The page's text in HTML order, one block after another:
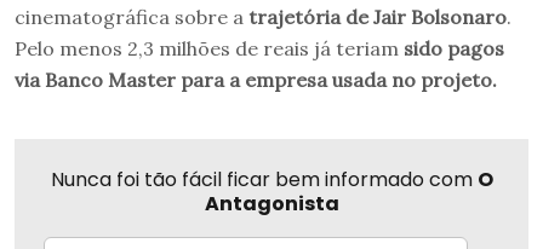
cinematográfica sobre a trajetória de Jair Bolsonaro.
Pelo menos 2,3 milhões de reais já teriam sido pagos
via Banco Master para a empresa usada no projeto.
Nunca foi tão fácil ficar bem informado com O
Antagonista